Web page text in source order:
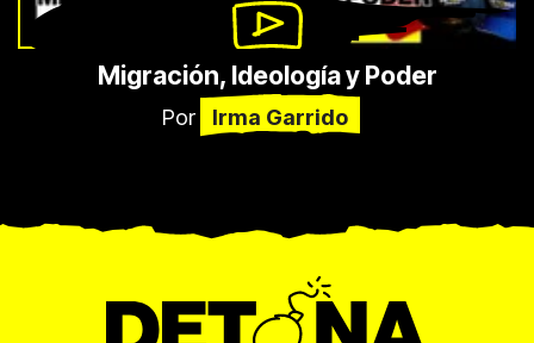
Migración, Ideología y Poder
Por Irma Garrido